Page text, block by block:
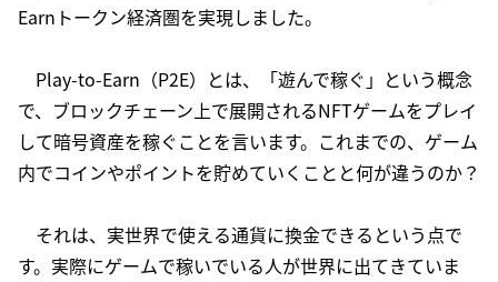
Earnトークン経済圏を実現しました。
Play-to-Earn（P2E）とは、「遊んで稼ぐ」という概念
で、ブロックチェーン上で展開されるNFTゲームをプレイ
して暗号資産を稼ぐことを言います。これまでの、ゲーム
内でコインやポイントを貯めていくことと何が違うのか？
それは、実世界で使える通貨に換金できるという点で
す。実際にゲームで稼いでいる人が世界に出てきていま